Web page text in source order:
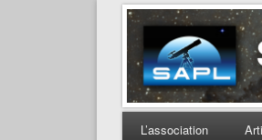
Société
L’association